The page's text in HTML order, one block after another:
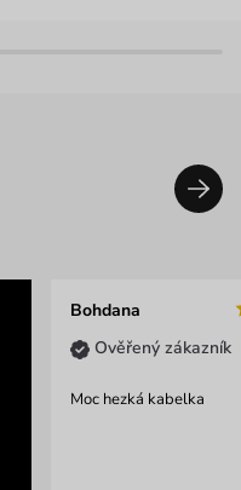
Bohdana
Ověřený zákazník
Moc hezká kabelka